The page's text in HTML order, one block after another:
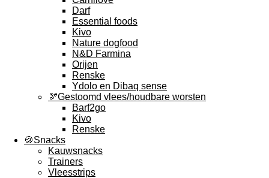
Darf
Essential foods
Kivo
Nature dogfood
N&D Farmina
Orijen
Renske
Ydolo en Dibaq sense
🫘Gestoomd vlees/houdbare worsten
Barf2go
Kivo
Renske
🍪Snacks
Kauwsnacks
Trainers
Vleesstrips